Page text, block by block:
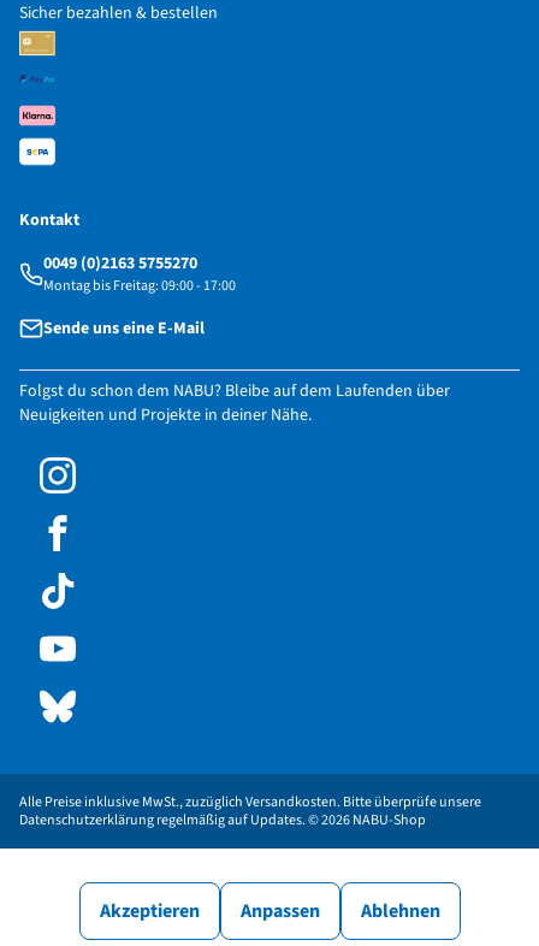
Akzeptieren Anpassen Ablehnen
Sicher bezahlen & bestellen
Kontakt
0049 (0)2163 5755270
Montag bis Freitag: 09:00 - 17:00
Sende uns eine E-Mail
Folgst du schon dem NABU? Bleibe auf dem Laufenden über
Neuigkeiten und Projekte in deiner Nähe.
Alle Preise inklusive MwSt., zuzüglich Versandkosten. Bitte überprüfe unsere
Datenschutzerklärung regelmäßig auf Updates. © 2026 NABU-Shop